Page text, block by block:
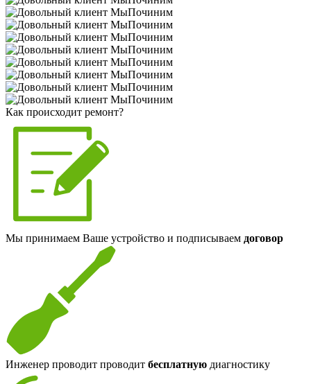
Как происходит ремонт?
Мы принимаем Ваше устройство и подписываем договор
Инженер проводит проводит бесплатную диагностику